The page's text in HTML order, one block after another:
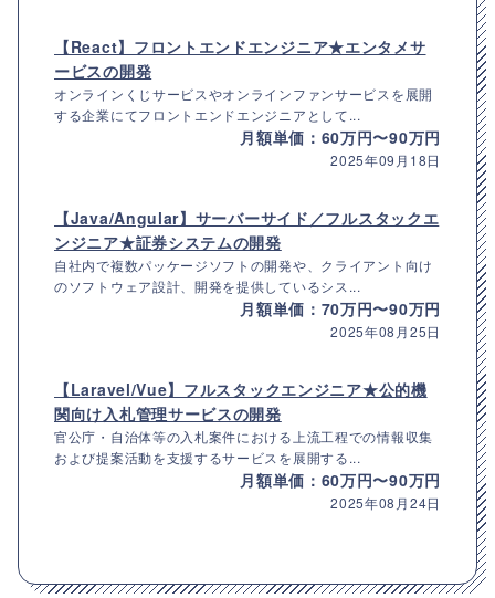
【React】フロントエンドエンジニア★エンタメサ
ービスの開発
オンラインくじサービスやオンラインファンサービスを展開
する企業にてフロントエンドエンジニアとして...
月額単価：60万円〜90万円
2025年09月18日
【Java/Angular】サーバーサイド／フルスタックエ
ンジニア★証券システムの開発
自社内で複数パッケージソフトの開発や、クライアント向け
のソフトウェア設計、開発を提供しているシス...
月額単価：70万円〜90万円
2025年08月25日
【Laravel/Vue】フルスタックエンジニア★公的機
関向け入札管理サービスの開発
官公庁・自治体等の入札案件における上流工程での情報収集
および提案活動を支援するサービスを展開する...
月額単価：60万円〜90万円
2025年08月24日